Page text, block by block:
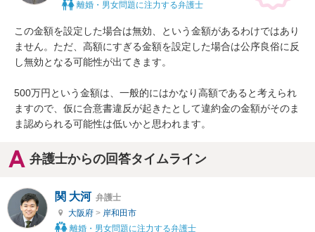
離婚・男女問題に注力する弁護士
この金額を設定した場合は無効、という金額があるわけではあり
ません。ただ、高額にすぎる金額を設定した場合は公序良俗に反
し無効となる可能性が出てきます。
500万円という金額は、一般的にはかなり高額であると考えられ
ますので、仮に合意書違反が起きたとして違約金の金額がそのま
ま認められる可能性は低いかと思われます。
弁護士からの回答タイムライン
関 大河 弁護士
大阪府 > 岸和田市
離婚・男女問題に注力する弁護士